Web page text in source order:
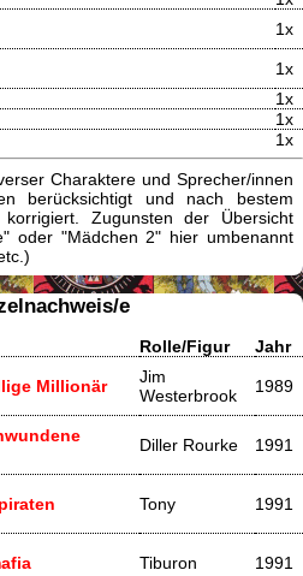
1x
1x
1x
1x
1x
Charaktere und Sprecher/innen
berücksichtigt und nach bestem
Zugunsten der Übersicht
oder "Mädchen 2" hier umbenannt
e
Rolle/Figur
Jahr
Millionär
Jim
Westerbrook
1989
Diller Rourke 1991
Tony 1991
Tiburon 1991